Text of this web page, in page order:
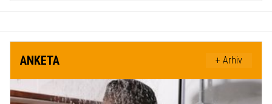
ANKETA + Arhiv